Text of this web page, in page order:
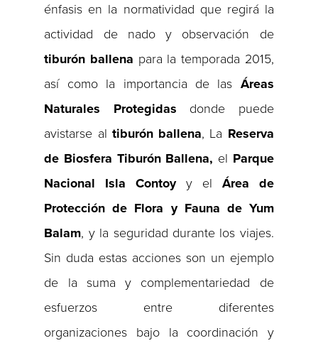
énfasis en la normatividad que regirá la
actividad de nado y observación de
tiburón ballena para la temporada 2015,
así como la importancia de las Áreas
Naturales Protegidas donde puede
avistarse al tiburón ballena, La Reserva
de Biosfera Tiburón Ballena, el Parque
Nacional Isla Contoyy el Área de
Protección de Flora y Fauna de Yum
Balam, y la seguridad durante los viajes.
Sin duda estas acciones son un ejemplo
de la suma y complementariedad de
esfuerzos entre diferentes
organizaciones bajo la coordinación y